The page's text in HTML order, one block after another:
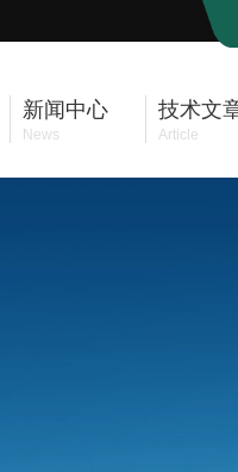
新闻中心
News
技术文
Article